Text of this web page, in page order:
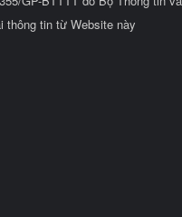
thông tin từ Website này